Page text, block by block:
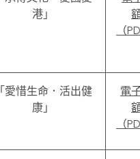
港」
（
「愛惜生命．活出健
康」
電
（